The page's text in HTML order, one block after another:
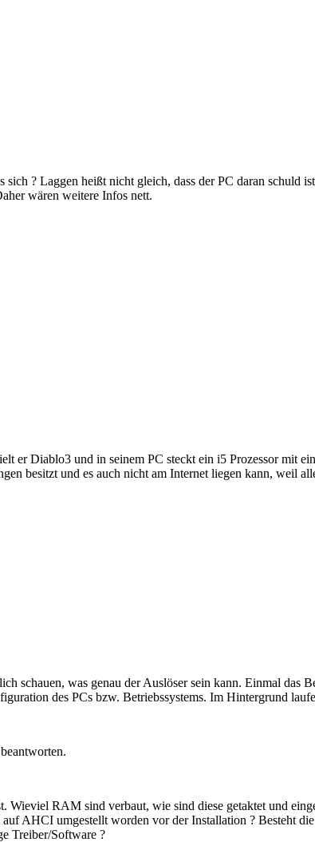
? Laggen heißt nicht gleich, dass der PC daran schuld
wären weitere Infos nett.
er Diablo3 und in seinem PC steckt ein i5 Prozessor mit
besitzt und es auch nicht am Internet liegen kann, weil
schauen, was genau der Auslöser sein kann. Einmal das
des PCs bzw. Betriebssystems. Im Hintergrund
Wieviel RAM sind verbaut, wie sind diese getaktet und
AHCI umgestellt worden vor der Installation ? Besteht
Treiber/Software ?